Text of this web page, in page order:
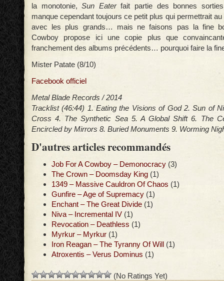
la monotonie,Sun Eaterfait partie des bonnes
manque cependant toujours ce petit plus qui permettrait
avec les plus grands… mais ne faisons pas la fine
Cowboy propose ici une copie plus que
franchement des albums précédents… pourquoi faire la
Mister Patate (8/10)
Facebook officiel
Metal Blade Records / 2014
Tracklist (46:44) 1. Eating the Visions of God 2. Sun of
Cross 4. The Synthetic Sea 5. A Global Shift 6. The
Encircled by Mirrors 8. Buried Monuments 9. Worming
D'autres articles recommandés
Job For A Cowboy – Demonocracy (3)
The Crown – Doomsday King (1)
1349 – Massive Cauldron Of Chaos (1)
Gunfire – Age of Supremacy (1)
Enchant – The Great Divide (1)
Niva – Incremental IV (1)
Revocation – Deathless (1)
Myrkur – Myrkur (1)
Iron Reagan – The Tyranny Of Will (1)
Atroxentis – Verus Dominus (1)
(No Ratings Yet)